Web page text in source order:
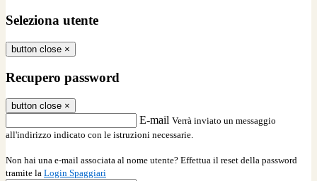
Seleziona utente
button close ×
Recupero password
button close ×
E-mail Verrà inviato un messaggio
all'indirizzo indicato con le istruzioni necessarie.
Non hai una e-mail associata al nome utente? Effettua il reset della password
tramite la Login Spaggiari